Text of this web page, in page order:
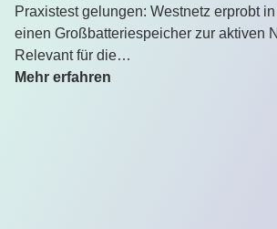
Praxistest gelungen: Westnetz erprobt
einen Großbatteriespeicher zur aktiven
Relevant für die…
Mehr erfahren